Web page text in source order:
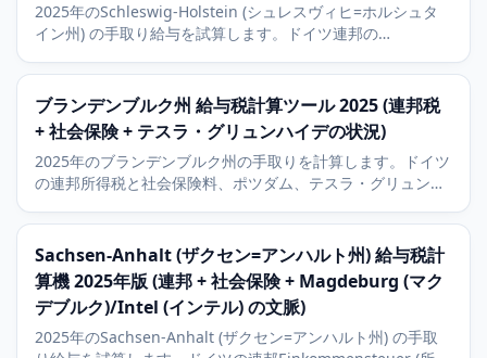
2025年のSchleswig-Holstein (シュレスヴィヒ=ホルシュタ
イン州) の手取り給与を試算します。ドイツ連邦の
ル) とLuebeck (リューベック) の経済的文脈と9パーセントの
教会税を含みます。
ブランデンブルク州 給与税計算ツール 2025 (連邦税
+ 社会保険 + テスラ・グリュンハイデの状況)
2025年のブランデンブルク州の手取りを計算します。ドイツ
の連邦所得税と社会保険料、ポツダム、テスラ・グリュンハ
ます。
Sachsen-Anhalt (ザクセン=アンハルト州) 給与税計
算機 2025年版 (連邦 + 社会保険 + Magdeburg (マク
デブルク)/Intel (インテル) の文脈)
2025年のSachsen-Anhalt (ザクセン=アンハルト州) の手取